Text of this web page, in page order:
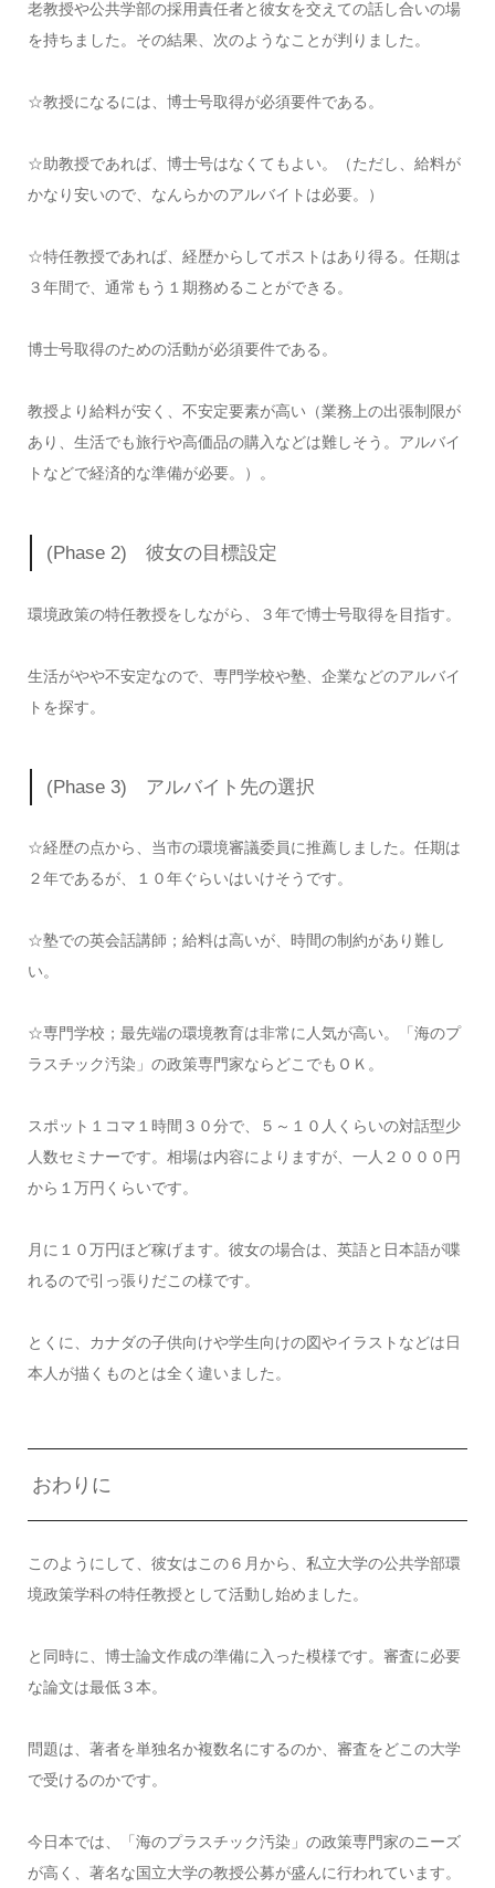
老教授や公共学部の採用責任者と彼女を交えての話し合いの場
を持ちました。その結果、次のようなことが判りました。
☆教授になるには、博士号取得が必須要件である。
☆助教授であれば、博士号はなくてもよい。（ただし、給料が
かなり安いので、なんらかのアルバイトは必要。）
☆特任教授であれば、経歴からしてポストはあり得る。任期は
３年間で、通常もう１期務めることができる。
博士号取得のための活動が必須要件である。
教授より給料が安く、不安定要素が高い（業務上の出張制限が
あり、生活でも旅行や高価品の購入などは難しそう。アルバイ
トなどで経済的な準備が必要。）。
(Phase 2) 彼女の目標設定
環境政策の特任教授をしながら、３年で博士号取得を目指す。
生活がやや不安定なので、専門学校や塾、企業などのアルバイ
トを探す。
(Phase 3) アルバイト先の選択
☆経歴の点から、当市の環境審議委員に推薦しました。任期は
２年であるが、１０年ぐらいはいけそうです。
☆塾での英会話講師；給料は高いが、時間の制約があり難し
い。
☆専門学校；最先端の環境教育は非常に人気が高い。「海のプ
ラスチック汚染」の政策専門家ならどこでもＯＫ。
スポット１コマ１時間３０分で、５～１０人くらいの対話型少
人数セミナーです。相場は内容によりますが、一人２０００円
から１万円くらいです。
月に１０万円ほど稼げます。彼女の場合は、英語と日本語が喋
れるので引っ張りだこの様です。
とくに、カナダの子供向けや学生向けの図やイラストなどは日
本人が描くものとは全く違いました。
おわりに
このようにして、彼女はこの６月から、私立大学の公共学部環
境政策学科の特任教授として活動し始めました。
と同時に、博士論文作成の準備に入った模様です。審査に必要
な論文は最低３本。
問題は、著者を単独名か複数名にするのか、審査をどこの大学
で受けるのかです。
今日本では、「海のプラスチック汚染」の政策専門家のニーズ
が高く、著名な国立大学の教授公募が盛んに行われています。